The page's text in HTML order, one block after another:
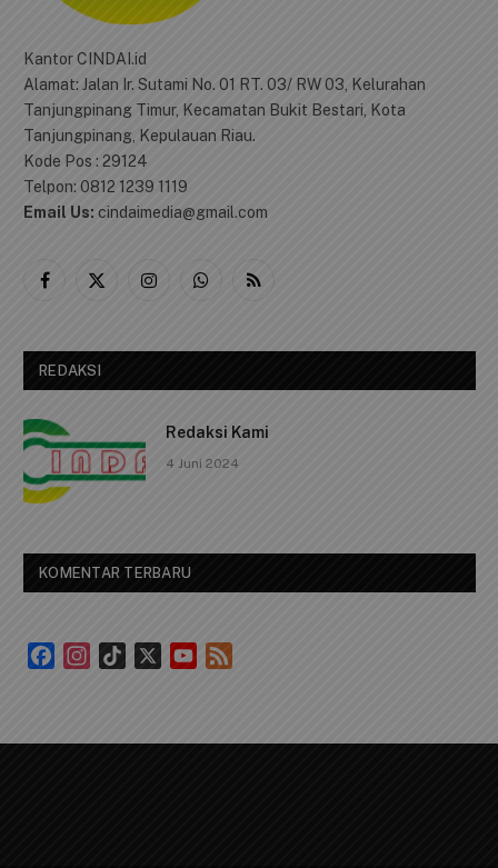
Kantor CINDAI.id
Alamat: Jalan Ir. Sutami No. 01 RT. 03/ RW 03, Kelurahan
Tanjungpinang Timur, Kecamatan Bukit Bestari, Kota
Tanjungpinang, Kepulauan Riau.
Kode Pos : 29124
Telpon: 0812 1239 1119
Email Us: cindaimedia@gmail.com
Facebook
X
InstagramWhatsApp
RSS
REDAKSI
Redaksi Kami
4 Juni 2024
KOMENTAR TERBARU
FacebookInstagram
TikTok
YouTube